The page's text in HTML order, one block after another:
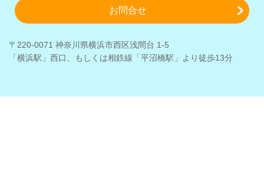
お問合せ
〒220-0071 神奈川県横浜市西区浅間台 1-5
「横浜駅」西口、もしくは相鉄線「平沼橋駅」より徒歩13分